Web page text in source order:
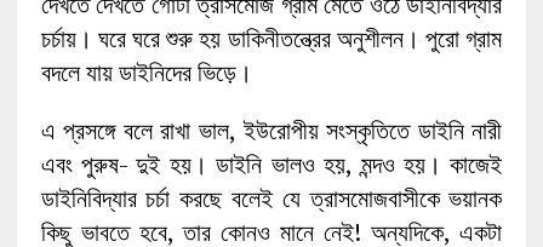
চর্চায়। ঘরে ঘরে শুরু হয় ডাকিনীতন্ত্রের অনুশীলন। পুরো গ্রাম
বদলে যায় ডাইনিদের ভিড়ে।
এ প্রসঙ্গে বলে রাখা ভাল, ইউরোপীয় সংস্কৃতিতে ডাইনি নারী
এবং পুরুষ- দুই হয়। ডাইনি ভালও হয়, মন্দও হয়। কাজেই
ডাইনিবিদ্যার চর্চা করছে বলেই যে ত্রাসমোজবাসীকে ভয়ানক
কিছু ভাবতে হবে, তার কোনও মানে নেই! অন্যদিকে, একটা